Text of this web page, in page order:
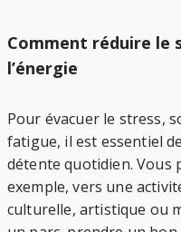
Comment réduire le
l’énergie
Pour évacuer le stress,
fatigue, il est essentiel
détente quotidien. Vous
exemple, vers une
culturelle, artistique ou